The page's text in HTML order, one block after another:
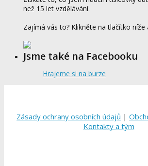
než 15 let vzdělávání.
Zajímá vás to? Klikněte na tlačítko níže
Jsme také na Facebooku
Hrajeme si na burze
Zásady ochrany osobních údajů |
Kontakty a tým